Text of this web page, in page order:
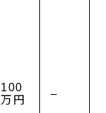
100
万円
–